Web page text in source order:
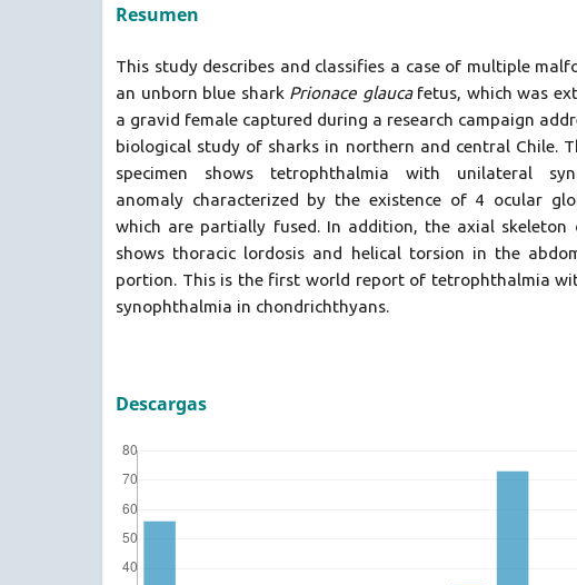
Resumen
This study describes and classifies a case of multiple
an unborn blue shark Prionace glaucafetus, which was
a gravid female captured during a research campaign
biological study of sharks in northern and central Chile.
specimen shows tetrophthalmia with unilateral
anomaly characterized by the existence of 4 ocular
which are partially fused. In addition, the axial skeleton
shows thoracic lordosis and helical torsion in the
portion. This is the first world report of tetrophthalmia
synophthalmia in chondrichthyans.
Descargas